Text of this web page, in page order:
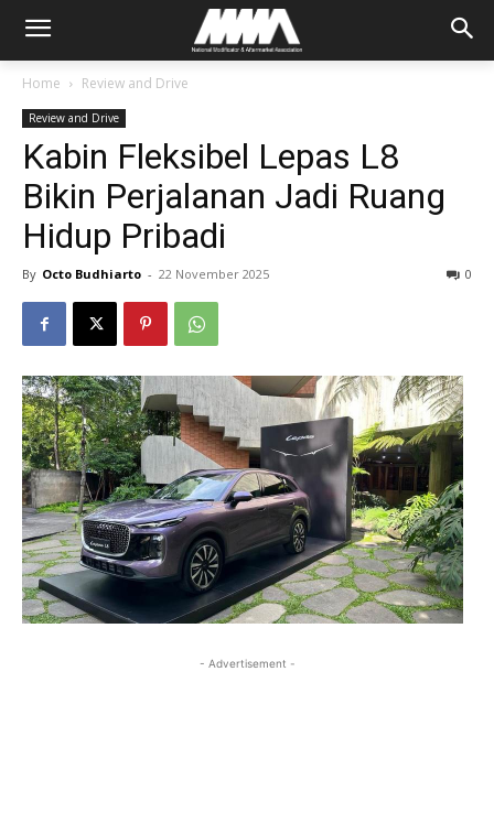
Home Review and Drive
Review and Drive
Kabin Fleksibel Lepas L8
Bikin Perjalanan Jadi Ruang
Hidup Pribadi
By Octo Budhiarto - 22 November 2025 0
- Advertisement -